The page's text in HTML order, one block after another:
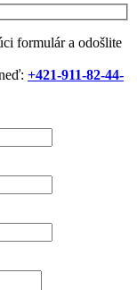
formulár a odošlite
+421-911-82-44-